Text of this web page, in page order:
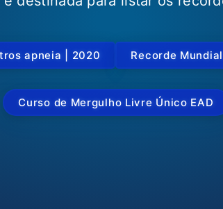
apneia | 2020 Recorde
Curso de Mergulho Livre Único EAD